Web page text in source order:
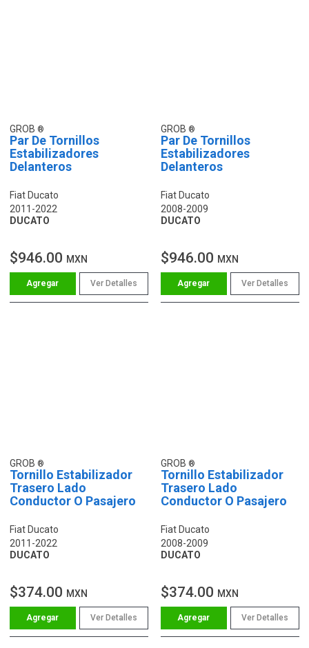
GROB
Par De Tornillos
Estabilizadores
Delanteros
Fiat Ducato
2011-2022
DUCATO
$946.00 MXN
Ver Detalles
GROB
Par De Tornillos
Estabilizadores
Delanteros
Fiat Ducato
2008-2009
DUCATO
$946.00 MXN
Ver Detalles
GROB
Tornillo Estabilizador
Trasero Lado
Conductor O Pasajero
Fiat Ducato
2011-2022
DUCATO
$374.00 MXN
Ver Detalles
GROB
Tornillo Estabilizador
Trasero Lado
Conductor O Pasajero
Fiat Ducato
2008-2009
DUCATO
$374.00 MXN
Ver Detalles